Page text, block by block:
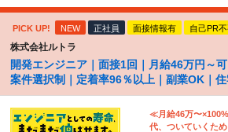
PICK UP! NEW 正社員 面接情報有 自己PR
株式会社ルトラ
開発エンジニア｜面接1回｜月給46万円～
案件選択制｜定着率96％以上｜副業OK｜
≪月給46万〜
代、ついていくた